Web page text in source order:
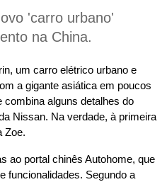
'carro urbano'
na China.
um carro elétrico urbano e
a gigante asiática em poucos
alguns detalhes do
Nissan. Na verdade, à primeira
Zoe.
ao portal chinês Autohome, que
funcionalidades. Segundo a